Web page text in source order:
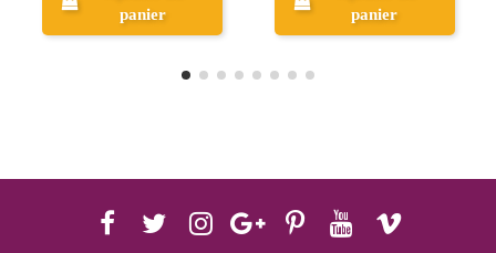
panier
Aperçu